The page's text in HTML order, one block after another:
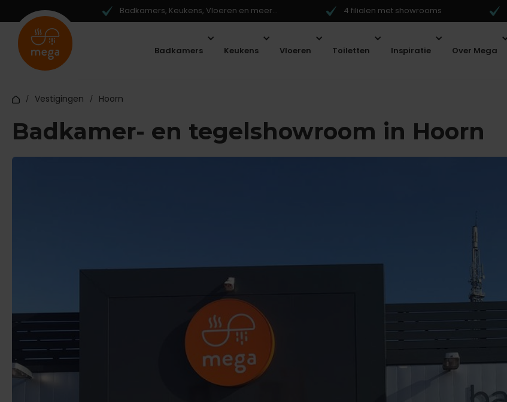
Badkamers, Keukens, Vloeren en meer... 4 filialen met showrooms
Badkamers Keukens Vloeren Toiletten Inspiratie Over Mega
/ Vestigingen / Hoorn
Badkamer- en tegelshowroom in Hoorn